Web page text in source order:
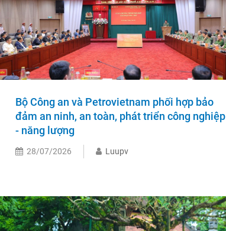
Bộ Công an và Petrovietnam phối hợp bảo
đảm an ninh, an toàn, phát triển công nghiệp
- năng lượng
28/07/2026 Luupv